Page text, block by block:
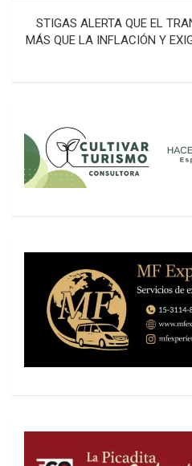
entradas
STIGAS ALERTA QUE EL
MÁS QUE LA INFLACIÓN Y